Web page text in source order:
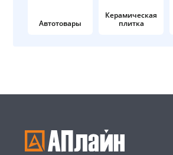
Автотовары
Керамическая
плитка